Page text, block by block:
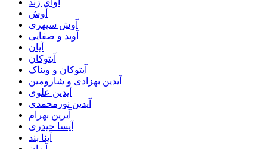
آوای زند
آوش
آوش سپهری
آوید و صفایی
آیان
آیتوکان
آیتوکان و ویناک
آیدین بهزادی و شارومین
آیدین علوی
آیدین نورمحمدی
آیرین بهرام
آیسا حیدری
آینا بند